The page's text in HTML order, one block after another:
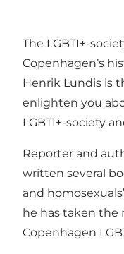
The LGBTI+-
Copenhagen’s
Henrik Lundis is
enlighten you
LGBTI+-society
Reporter and
written several
and
he has taken the
Copenhagen